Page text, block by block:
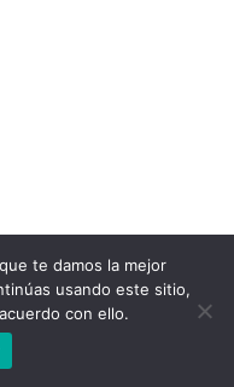
te damos la mejor
usando este sitio,
con ello.